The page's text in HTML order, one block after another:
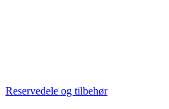
Reservedele og tilbehør